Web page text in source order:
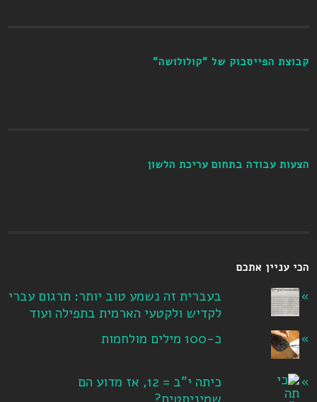
קבוצת הפייסבוק של "קולולושה"
הצעות עבודה בתחום עריכת הלשון
הכי עניין אתכם
בעברית זה נשמע טוב יותר: תרגום עברי
לקדיש ולקטעי הארמית בתפילה ועוד
כ-100 מילים מולחמות
כיתה י"ב = 12, אז מדוע הם